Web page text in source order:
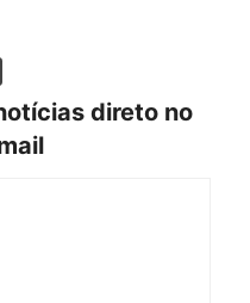
direto no